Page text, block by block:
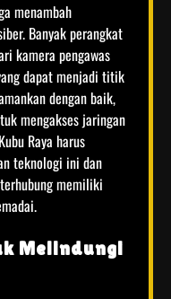
menambah
Banyak perangkat
kamera pengawas
dapat menjadi titik
dengan baik,
mengakses jaringan
Raya harus
teknologi ini dan
memiliki
Melindungi